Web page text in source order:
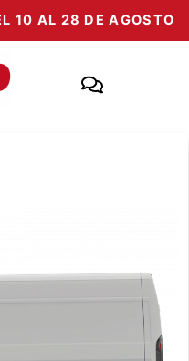
10 AL 28 DE AGOSTO